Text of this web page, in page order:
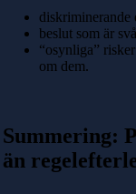
diskriminerande
beslut som är
“osynliga”
om dem.
Summering:
än